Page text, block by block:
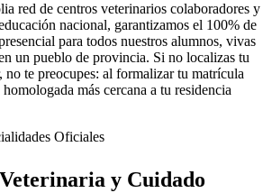
red de centros veterinarios colaboradores y
nacional, garantizamos el 100% de
para todos nuestros alumnos, vivas
un pueblo de provincia. Si no localizas tu
no te preocupes: al formalizar tu matrícula
más cercana a tu residencia
Oficiales
y Cuidado